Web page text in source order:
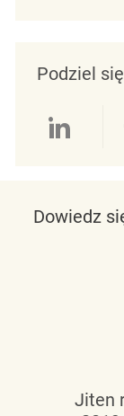
Podziel
Dowiedz
Jiten